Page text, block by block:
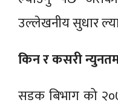
उल्लेखनीय सुधार
किन र कसरी
सडक बिभाग को